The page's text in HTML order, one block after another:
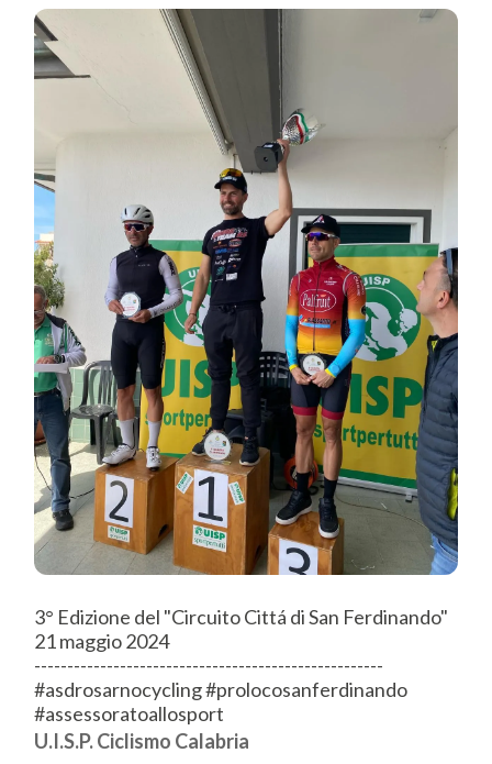
3° Edizione del "Circuito Cittá di San Ferdinando"
21 maggio 2024
-----------------------------------------------------
#asdrosarnocycling #prolocosanferdinando
#assessoratoallosport
U.I.S.P. Ciclismo Calabria